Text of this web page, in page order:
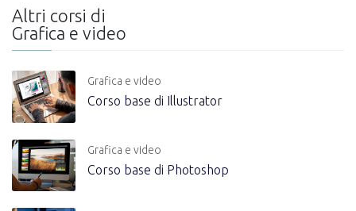
Altri corsi di
Grafica e video
Grafica e video
Corso base di Illustrator
Grafica e video
Corso base di Photoshop